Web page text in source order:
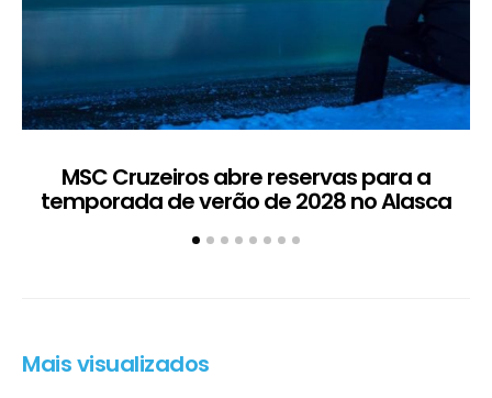
MSC Cruzeiros abre reservas para a
temporada de verão de 2028 no Alasca
Mais visualizados